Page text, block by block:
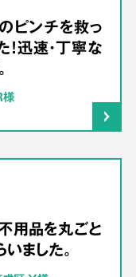
ピンチを救っ
！迅速・丁寧な
用品を丸ごと
ました。